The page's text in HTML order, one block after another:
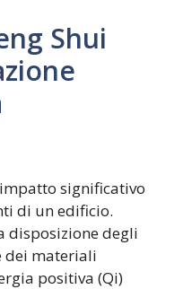
Shui
significativo
di un edificio.
disposizione degli
dei materiali
positiva (Qi)